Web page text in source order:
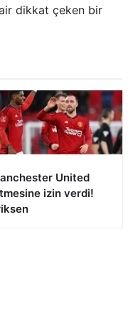
dikkat çeken bir
United
izin verdi!